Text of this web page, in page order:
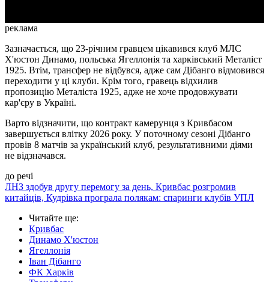
реклама
Зазначається, що 23-річним гравцем цікавився клуб МЛС
Х'юстон Динамо, польська Ягеллонія та харківський Металіст
1925. Втім, трансфер не відбувся, адже сам Дібанго відмовився
переходити у ці клуби. Крім того, гравець відхилив
пропозицію Металіста 1925, адже не хоче продовжувати
кар'єру в Україні.
Варто відзначити, що контракт камерунця з Кривбасом
завершується влітку 2026 року. У поточному сезоні Дібанго
провів 8 матчів за український клуб, результативними діями
не відзначався.
до речі
ЛНЗ здобув другу перемогу за день, Кривбас розгромив
китайців, Кудрівка програла полякам: спаринги клубів УПЛ
Читайте ще:
Кривбас
Динамо Х'юстон
Ягеллонія
Іван Дібанго
ФК Харків